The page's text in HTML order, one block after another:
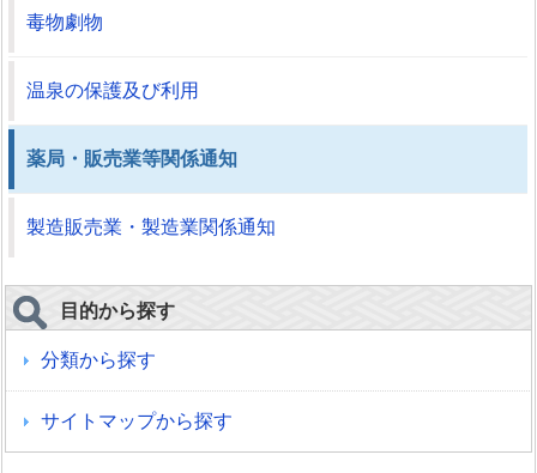
毒物劇物
温泉の保護及び利用
薬局・販売業等関係通知
製造販売業・製造業関係通知
目的から探す
分類から探す
サイトマップから探す